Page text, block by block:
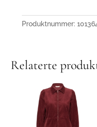
Produktnummer:
Relaterte